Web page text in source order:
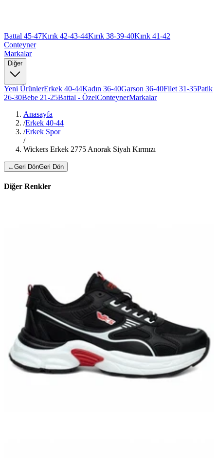
Battal 45-47Kırık 42-43-44Kırık 38-39-40Kırık 41-42
Conteyner
Markalar
Diğer
Yeni ÜrünlerErkek 40-44Kadın 36-40Garson 36-40Filet 31-35Patik
26-30Bebe 21-25Battal - ÖzelConteynerMarkalar
Anasayfa
/Erkek 40-44
/Erkek Spor
/
Wickers Erkek 2775 Anorak Siyah Kırmızı
←Geri DönGeri Dön
Diğer Renkler